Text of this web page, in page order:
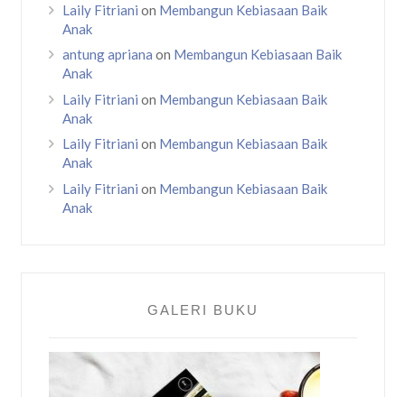
Laily Fitriani on Membangun Kebiasaan Baik
Anak
antung apriana on Membangun Kebiasaan Baik
Anak
Laily Fitriani on Membangun Kebiasaan Baik
Anak
Laily Fitriani on Membangun Kebiasaan Baik
Anak
Laily Fitriani on Membangun Kebiasaan Baik
Anak
GALERI BUKU